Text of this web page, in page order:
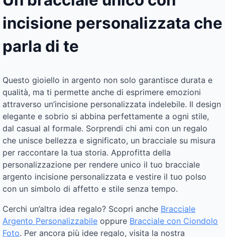
incisione personalizzata che
parla di te
Questo gioiello in argento non solo garantisce durata e
qualità, ma ti permette anche di esprimere emozioni
attraverso un’incisione personalizzata indelebile. Il design
elegante e sobrio si abbina perfettamente a ogni stile,
dal casual al formale. Sorprendi chi ami con un regalo
che unisce bellezza e significato, un bracciale su misura
per raccontare la tua storia. Approfitta della
personalizzazione per rendere unico il tuo bracciale
argento incisione personalizzata e vestire il tuo polso
con un simbolo di affetto e stile senza tempo.
Cerchi un’altra idea regalo? Scopri anche Bracciale
Argento Personalizzabile oppure Bracciale con Ciondolo
Foto. Per ancora più idee regalo, visita la nostra